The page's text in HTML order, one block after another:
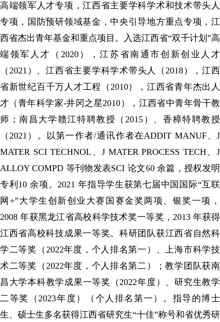
高端领军人才专项，江西省主要学科学术和技术带头人
专项，国防预研领域基金，中央引导地方重点专项，江
西省杰出青年基金和重点项目。入选江西省“双千计划”高
端领军人才（2020），江苏省南通市创新创业人才
（2021）、江西省主要学科学术带头人（2018），江西
省新世纪百千万人才工程（2010），江西省青年杰出人
才（青年科学家-井冈之星2010），江西省中青年骨干教
师；南昌大学赣江特聘教授（2015）、香樟特聘教授
（2021）。以第一作者/通讯作者在ADDIT MANUF、J
MATER SCI TECHNOL、J MATER PROCESS TECH、J
ALLOY COMPD 等刊物发表SCI 论文60 余篇，授权发明
专利10 余项。2021 年指导学生获第七届中国国际“互联
网+”大学生创新创业大赛国赛金奖两项、银奖一项，
2008 年获黑龙江省高校科学技术奖一等奖，2013 年获得
江西省高校科技成果一等奖。科研团队获江西省自然科
学二等奖（2022年度，个人排名第一）、上海市科学技
术二等奖（2022年度，个人排名第二）；教学团队获南
昌大学本科教学成果一等奖（2022年度）、研究生教学
二等奖（2023年度）（个人排名第一）。指导的博士
生、硕士生多名获得江西省研究生“十佳”称号和省优秀研